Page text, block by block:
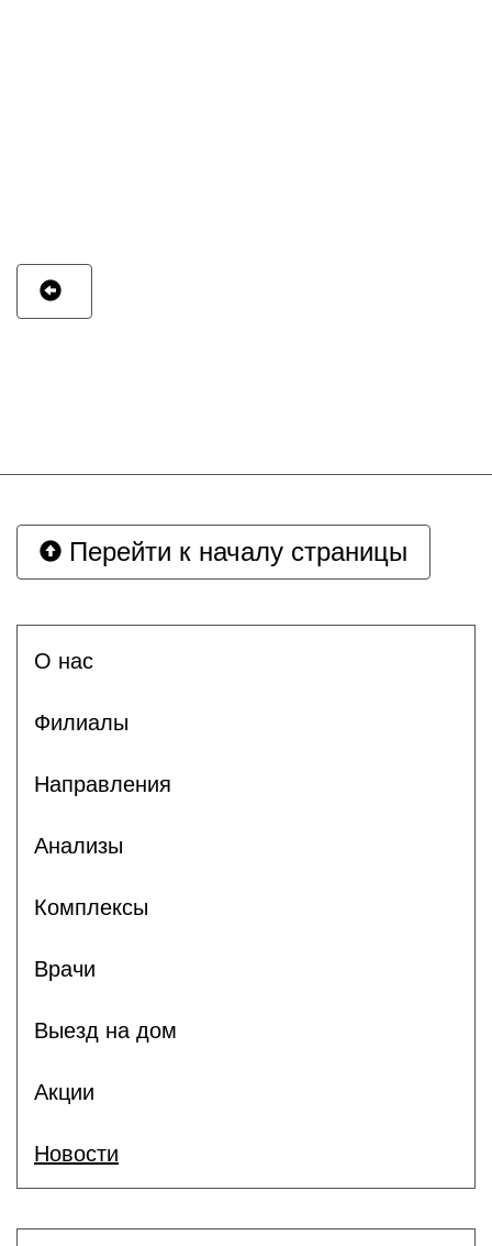
Перейти к началу страницы
О нас
Филиалы
Направления
Анализы
Комплексы
Врачи
Выезд на дом
Акции
Новости